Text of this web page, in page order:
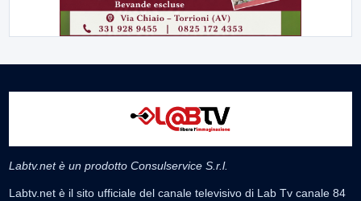
Labtv.net è un prodotto Consulservice S.r.l.
Labtv.net è il sito ufficiale del canale televisivo di Lab Tv canale 84